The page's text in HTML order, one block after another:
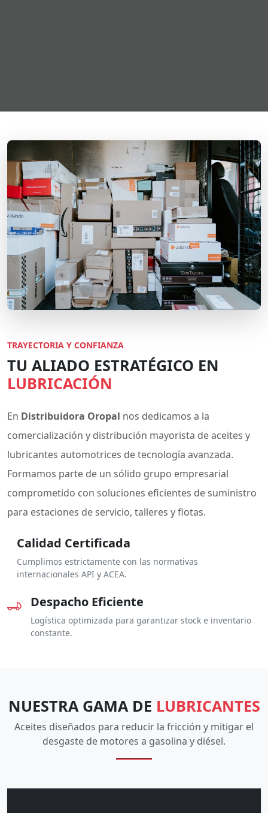
TRAYECTORIA Y CONFIANZA
TU ALIADO ESTRATÉGICO EN
LUBRICACIÓN
En Distribuidora Oropal nos dedicamos a la
comercialización y distribución mayorista de aceites y
lubricantes automotrices de tecnología avanzada.
Formamos parte de un sólido grupo empresarial
comprometido con soluciones eficientes de suministro
para estaciones de servicio, talleres y flotas.
Calidad Certificada
Cumplimos estrictamente con las normativas
internacionales API y ACEA.
Despacho Eficiente
Logística optimizada para garantizar stock e inventario
constante.
NUESTRA GAMA DE LUBRICANTES
Aceites diseñados para reducir la fricción y mitigar el
desgaste de motores a gasolina y diésel.